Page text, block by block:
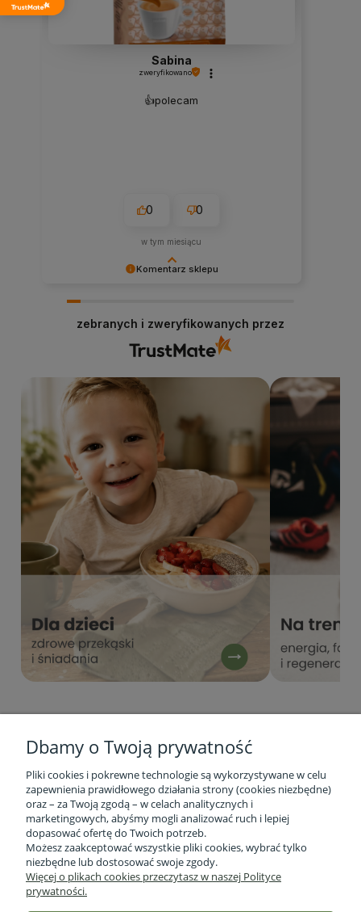
Komentarz sklepu
internetowego stacjabio.pl
Sabina
zweryfikowano
👍️polecam
0 0
w tym miesiącu
zebranych i zweryfikowanych przez
Informacje o firmie
Obsługa klienta
Dbamy o Twoją prywatność
Pliki cookies i pokrewne technologie są wykorzystywane w celu
zapewnienia prawidłowego działania strony (cookies niezbędne)
oraz – za Twoją zgodą – w celach analitycznych i
marketingowych, abyśmy mogli analizować ruch i lepiej
dopasować ofertę do Twoich potrzeb.
Możesz zaakceptować wszystkie pliki cookies, wybrać tylko
niezbędne lub dostosować swoje zgody.
Więcej o plikach cookies przeczytasz w naszej Polityce
prywatności.